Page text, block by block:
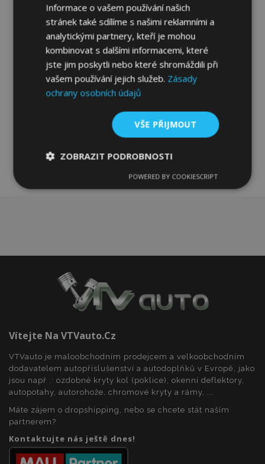
Gumové autokoberce pro CHEVROLET
EPICA 2006-2014 (4 ks)
954,00 Kč
Přidat Do Košíku
k
Vítejte Na VTVauto.cz
VTVauto je maloobchodním prodejcem a velkoobchodním
dodavatelem autopříslušenství a autodoplňků v Evropě, jako
jsou např .: ozdobné kryty kol (poklice), okenní deflektory,
autopotahy, autorohože, chromové kryty a rámy, ...
Máte zájem o dropshipping, nebo se chcete stát naším
partnerem?
Kontaktujte nás ještě dnes!
Informace o vašem používání našich
stránek také sdílíme s našimi reklamními a
analytickými partnery, kteří je mohou
kombinovat s dalšími informacemi, které
jste jim poskytli nebo které shromáždili při
vašem používání jejich služeb. Zásady
ochrany osobních údajů
VŠE PŘIJMOUT
ZOBRAZIT PODROBNOSTI
nutné
Výkonové
soubory
Soubory
cílení
Nezbytně nutné soubory cookie umožňují základní
funkce webových stránek, jako je přihlášení
uživatele a správa účtu. Webové stránky nelze bez
nezbytně nutných souborů cookie správně
používat.
section_data_ids
POWERED BY COOKIESCRIPT